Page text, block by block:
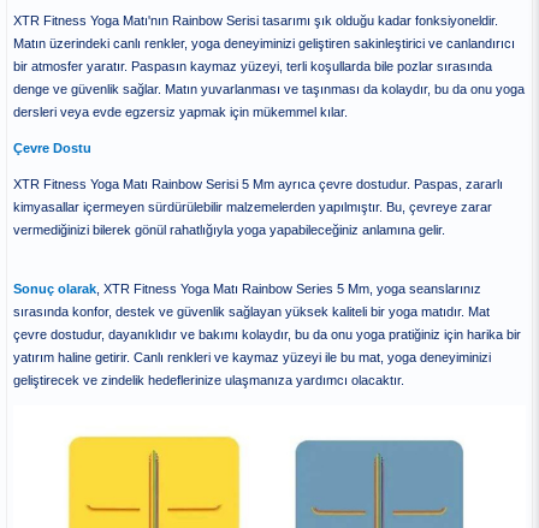
XTR Fitness Yoga Matı'nın Rainbow Serisi tasarımı şık olduğu kadar fonksiyoneldir.
Matın üzerindeki canlı renkler, yoga deneyiminizi geliştiren sakinleştirici ve canlandırıcı
bir atmosfer yaratır. Paspasın kaymaz yüzeyi, terli koşullarda bile pozlar sırasında
denge ve güvenlik sağlar. Matın yuvarlanması ve taşınması da kolaydır, bu da onu yoga
dersleri veya evde egzersiz yapmak için mükemmel kılar.
Çevre Dostu
XTR Fitness Yoga Matı Rainbow Serisi 5 Mm ayrıca çevre dostudur. Paspas, zararlı
kimyasallar içermeyen sürdürülebilir malzemelerden yapılmıştır. Bu, çevreye zarar
vermediğinizi bilerek gönül rahatlığıyla yoga yapabileceğiniz anlamına gelir.
Sonuç olarak , XTR Fitness Yoga Matı Rainbow Series 5 Mm, yoga seanslarınız
sırasında konfor, destek ve güvenlik sağlayan yüksek kaliteli bir yoga matıdır. Mat
çevre dostudur, dayanıklıdır ve bakımı kolaydır, bu da onu yoga pratiğiniz için harika bir
yatırım haline getirir. Canlı renkleri ve kaymaz yüzeyi ile bu mat, yoga deneyiminizi
geliştirecek ve zindelik hedeflerinize ulaşmanıza yardımcı olacaktır.